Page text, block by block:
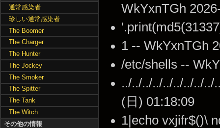
WkYxnTGh
1 -- WkYxnTGh
/etc/shells --
../../../../../../../../
(日) 01:18:09
1|echo vxjifr$()\
通常感染者
珍しい通常感染者
The Boomer
The Charger
The Hunter
The Jockey
The Smoker
The Spitter
The Tank
The Witch
その他の情報